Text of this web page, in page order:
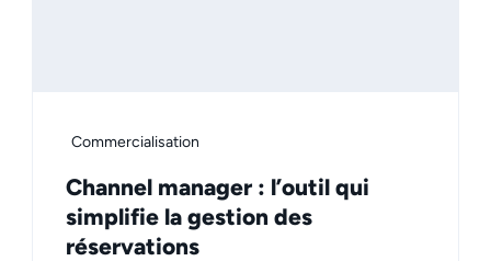
Commercialisation
Channel manager : l’outil qui
simplifie la gestion des
réservations